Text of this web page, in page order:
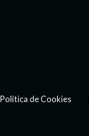
Política de Cookies